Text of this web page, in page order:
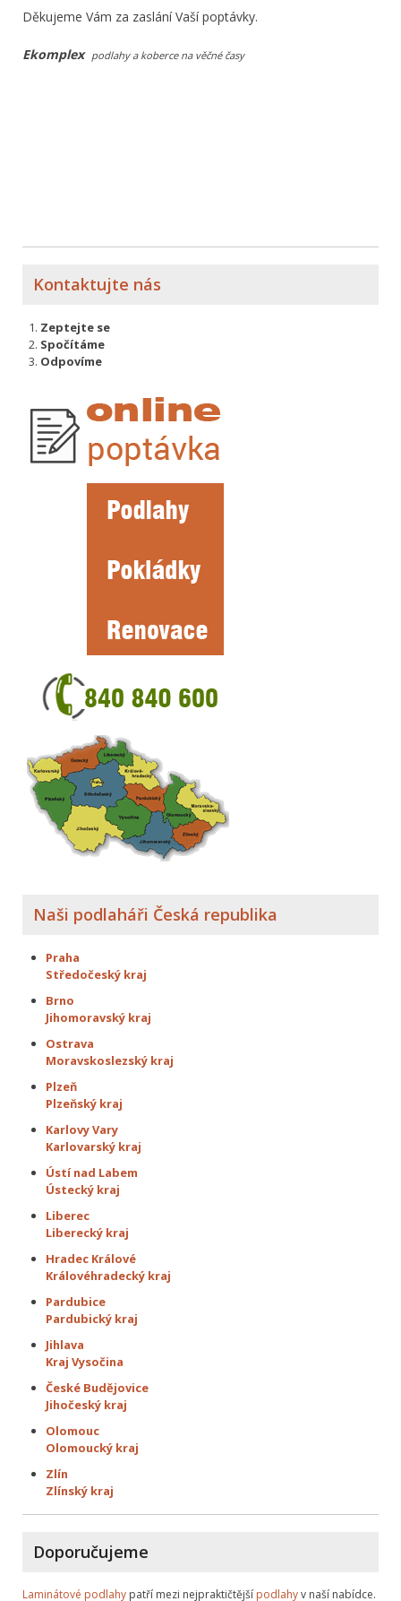
Děkujeme Vám za zaslání Vaší poptávky.
Ekomplex podlahy a koberce na věčné časy
Kontaktujte nás
Zeptejte se
Spočítáme
Odpovíme
Naši podlaháři Česká republika
Praha
Středočeský kraj
Brno
Jihomoravský kraj
Ostrava
Moravskoslezský kraj
Plzeň
Plzeňský kraj
Karlovy Vary
Karlovarský kraj
Ústí nad Labem
Ústecký kraj
Liberec
Liberecký kraj
Hradec Králové
Královéhradecký kraj
Pardubice
Pardubický kraj
Jihlava
Kraj Vysočina
České Budějovice
Jihočeský kraj
Olomouc
Olomoucký kraj
Zlín
Zlínský kraj
Doporučujeme
Laminátové podlahy patří mezi nejpraktičtější podlahyv naší nabídce.